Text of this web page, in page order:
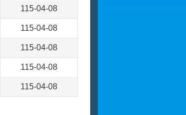
115-04-08
115-04-08
115-04-08
115-04-08
115-04-08